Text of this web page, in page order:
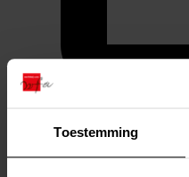
Toestemming
Printen
duurzaam webadres